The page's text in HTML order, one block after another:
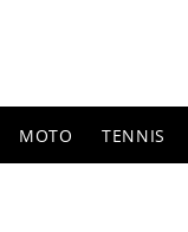
MOTO TENNIS